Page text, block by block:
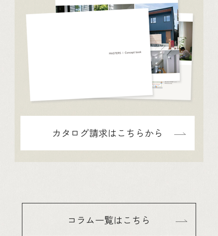
カタログ請求はこちらから
コラム一覧はこちら